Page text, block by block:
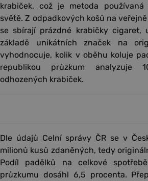
krabiček, což je metoda
světě. Z odpadkových košů na
se sbírají prázdné krabičky cigaret,
základě unikátních značek na
vyhodnocuje, kolik v oběhu koluje
republikou průzkum analyzuje
odhozených krabiček.
Dle údajů Celní správy ČR se v
milionů kusů zdaněných, tedy
Podíl padělků na celkové
průzkumu dosáhl 6,5 procenta.